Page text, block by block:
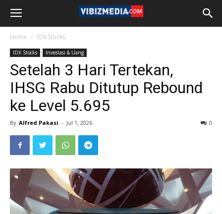
Home IDX Stocks
IDX Stocks Investasi & Uang
Setelah 3 Hari Tertekan,
IHSG Rabu Ditutup Rebound
ke Level 5.695
By Alfred Pakasi - Jul 1, 2026 0